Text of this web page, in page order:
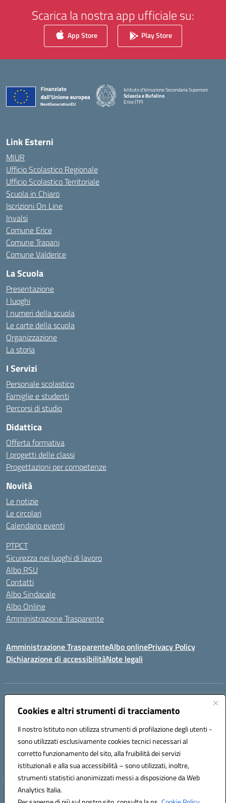
Cookies e altri strumenti di tracciamento
Il nostro Istituto non utilizza strumenti di profilazione degli utenti -
sono utilizzati esclusivamente cookies tecnici necessari al
corretto funzionamento del sito, alla fruibilità dei servizi
istituzionali e alla sua accessibilità – sono utilizzati, inoltre,
strumenti statistici anonimizzati messi a disposizione da Web
Analytics Italia.
Scarica la nostra app ufficiale su:
App Store Play Store
Istituto d'Istruzione Secondaria Superiore
Sciascia e Bufalino
Erice (TP)
Link Esterni
MIUR
Ufficio Scolastico Regionale
Ufficio Scolastico Territoriale
Scuola in Chiaro
Iscrizioni On Line
Invalsi
Comune Erice
Comune Trapani
Comune Valderice
La Scuola
Presentazione
I luoghi
I numeri della scuola
Le carte della scuola
Organizzazione
La storia
I Servizi
Personale scolastico
Famiglie e studenti
Percorsi di studio
Didattica
Offerta formativa
I progetti delle classi
Progettazioni per competenze
Novità
Le notizie
Le circolari
Calendario eventi
PTPCT
Sicurezza nei luoghi di lavoro
Albo RSU
Contatti
Albo Sindacale
Albo Online
Amministrazione Trasparente
Amministrazione TrasparenteAlbo onlinePrivacy Policy
Dichiarazione di accessibilitàNote legali
Centralino:
Posta elettronica certificata (PEC):tpis02200a@pec.istruzione.it
Codice fiscale: 93066580817
Codice meccanografico:TPIS02200A
VIA CESARÒ, 36 - 91016 ERICE - CASA SANTA (TP)
Telefono: 0923569559
Hosting & Powered by 3D Solution S.r.l.